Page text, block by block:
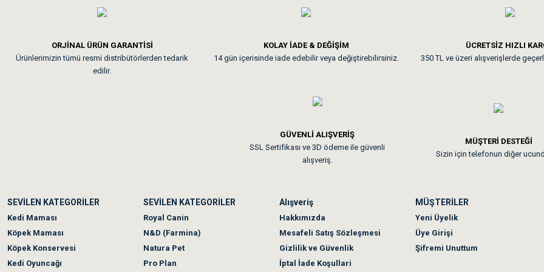
Kedilerim beğeniyorlar. Memnunuz. Uygun fiyatta olması iyi.
Akşam verdiğim sipariş bir sonraki gün elime ulaştı. Jack russell köpeğim severek yedi. Tüy
ORJİNAL ÜRÜN GARANTİSİ
Ürünlerimizin tümü resmi distribütörlerden tedarik
edilir.
KOLAY İADE & DEĞİŞİM
14 gün içerisinde iade edebilir veya değiştirebilirsiniz.
ÜCRETSİZ HIZLI
350 TL ve üzeri alışverişlerde
GÜVENLİ ALIŞVERİŞ
SSL Sertifikası ve 3D ödeme ile güvenli
alışveriş.
MÜŞTERİ DESTEĞİ
Sizin için telefonun diğer
SEVİLEN KATEGORİLER
Kedi Maması
Köpek Maması
Köpek Konservesi
Kedi Oyuncağı
SEVİLEN KATEGORİLER
Royal Canin
N&D (Farmina)
Natura Pet
Pro Plan
Alışveriş
Hakkımızda
Mesafeli Satış Sözleşmesi
Gizlilik ve Güvenlik
İptal İade Koşullari
MÜŞTERİLER
Yeni Üyelik
Üye Girişi
Şifremi Unuttum